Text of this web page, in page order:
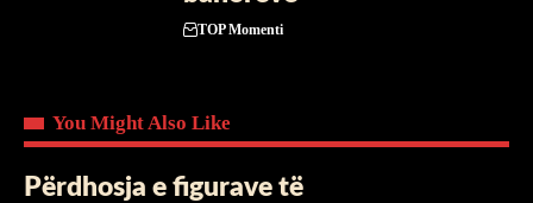
TOP Momenti
You Might Also Like
Përdhosja e figurave të